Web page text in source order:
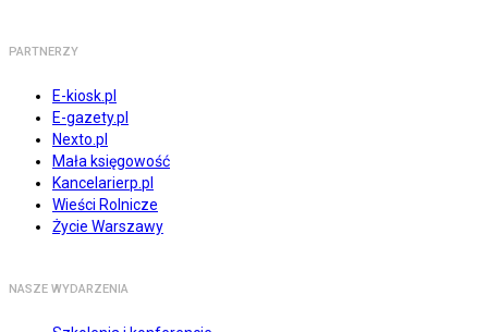
PARTNERZY
E-kiosk.pl
E-gazety.pl
Nexto.pl
Mała księgowość
Kancelarierp.pl
Wieści Rolnicze
Życie Warszawy
NASZE WYDARZENIA